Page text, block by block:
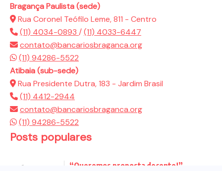
Bragança Paulista (sede)
Rua Coronel Teófilo Leme, 811 - Centro
(11) 4034-0893 /(11) 4033-6447
contato@bancariosbraganca.org
(11) 94286-5522
Atibaia (sub-sede)
Rua Presidente Dutra, 183 - Jardim Brasil
(11) 4412-2944
contato@bancariosbraganca.org
(11) 94286-5522
Posts populares
“Queremos proposta decente!”